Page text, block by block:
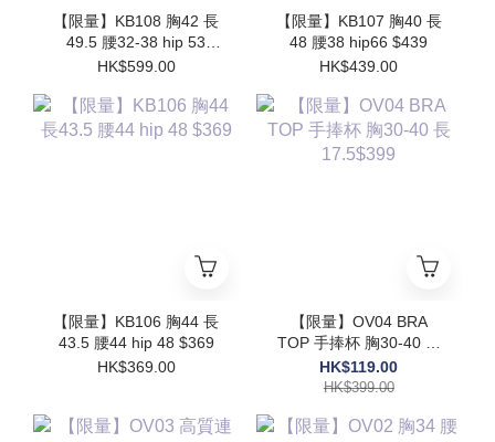
【限量】KB108 胸42 長
49.5 腰32-38 hip 53
$599
HK$599.00
【限量】KB107 胸40 長
48 腰38 hip66 $439
HK$439.00
【限量】KB106 胸44 長
43.5 腰44 hip 48 $369
HK$369.00
【限量】OV04 BRA
TOP 手捧杯 胸30-40 長
17.5$399
HK$119.00
HK$399.00